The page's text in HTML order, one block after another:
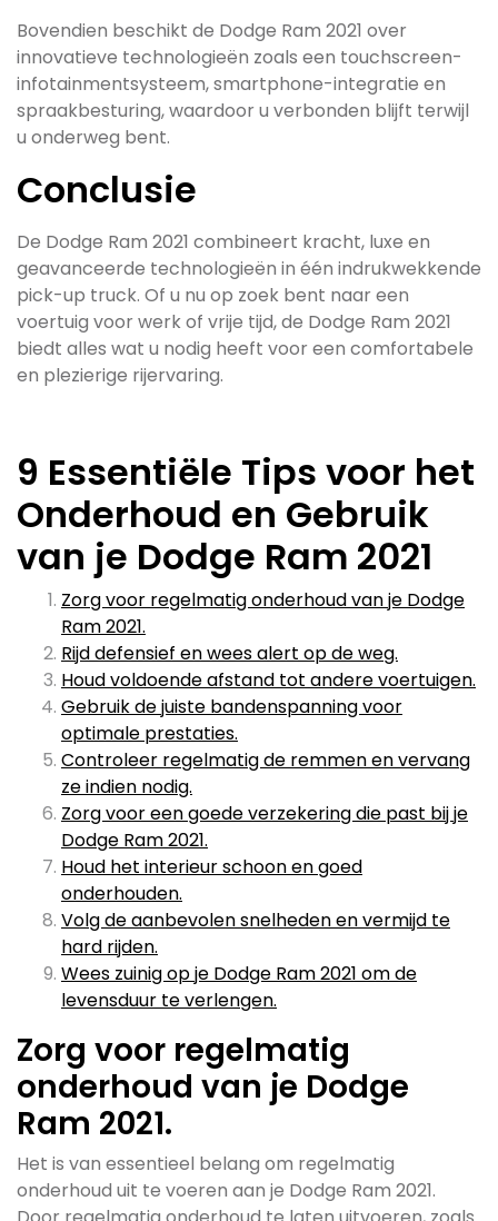
Bovendien beschikt de Dodge Ram 2021 over
innovatieve technologieën zoals een touchscreen-
infotainmentsysteem, smartphone-integratie en
spraakbesturing, waardoor u verbonden blijft terwijl
u onderweg bent.
Conclusie
De Dodge Ram 2021 combineert kracht, luxe en
geavanceerde technologieën in één indrukwekkende
pick-up truck. Of u nu op zoek bent naar een
voertuig voor werk of vrije tijd, de Dodge Ram 2021
biedt alles wat u nodig heeft voor een comfortabele
en plezierige rijervaring.
9 Essentiële Tips voor het
Onderhoud en Gebruik
van je Dodge Ram 2021
Zorg voor regelmatig onderhoud van je Dodge
Ram 2021.
Rijd defensief en wees alert op de weg.
Houd voldoende afstand tot andere voertuigen.
Gebruik de juiste bandenspanning voor
optimale prestaties.
Controleer regelmatig de remmen en vervang
ze indien nodig.
Zorg voor een goede verzekering die past bij je
Dodge Ram 2021.
Houd het interieur schoon en goed
onderhouden.
Volg de aanbevolen snelheden en vermijd te
hard rijden.
Wees zuinig op je Dodge Ram 2021 om de
levensduur te verlengen.
Zorg voor regelmatig
onderhoud van je Dodge
Ram 2021.
Het is van essentieel belang om regelmatig
onderhoud uit te voeren aan je Dodge Ram 2021.